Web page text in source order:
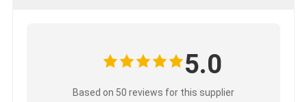
5.0
Based on 50 reviews for this supplier